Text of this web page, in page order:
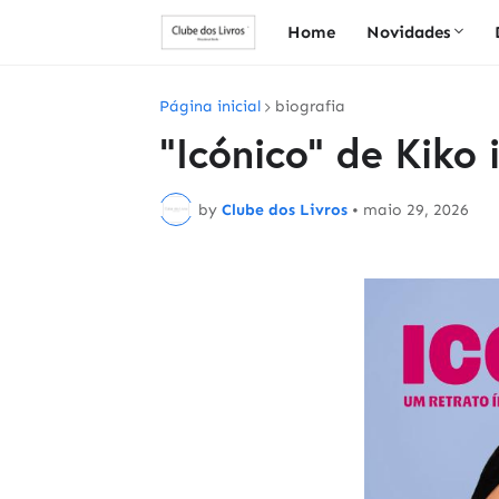
Home Novidades
Página inicial biografia
"Icónico" de
by Clube dos Livros • maio 29, 2026